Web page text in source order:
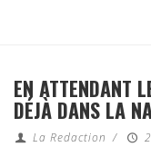
EN ATTENDANT
DÉJÀ DANS LA
La Redaction /